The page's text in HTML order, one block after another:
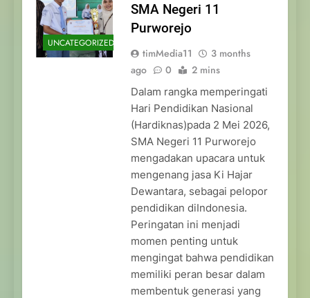
UNCATEGORIZED
SMA Negeri 11
Purworejo
timMedia11
3 months
ago
0 2 mins
Dalam rangka memperingati
Hari Pendidikan Nasional
(Hardiknas)pada 2 Mei 2026,
SMA Negeri 11 Purworejo
mengadakan upacara untuk
mengenang jasa Ki Hajar
Dewantara, sebagai pelopor
pendidikan diIndonesia.
Peringatan ini menjadi
momen penting untuk
mengingat bahwa pendidikan
memiliki peran besar dalam
membentuk generasi yang